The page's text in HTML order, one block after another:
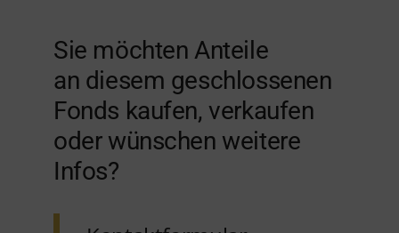
Sie möchten Anteile
an diesem geschlossenen
Fonds kaufen, verkaufen
oder wünschen weitere
Infos?